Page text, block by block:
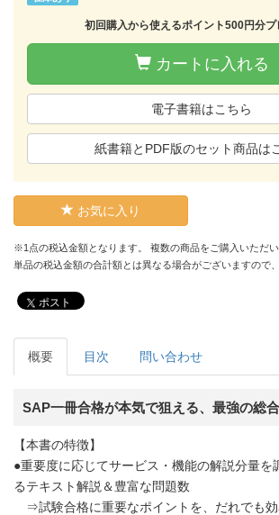
初回購入から使えるポイント500円分プ
カートに入れる
電子書籍はこちら
紙書籍とPDF版のセット商品は
お気に入り
※1点の税込金額となります。 複数の商品をご購入いただい
単品の税込金額の合計額とは異なる場合がございますので
ポスト
概要 目次 問い合わせ
SAP一冊合格が本気で狙える、最強の総合
【本書の特徴】
●重要度に応じてサービス・機能の解説分量を
るテキスト解説＆豊富な問題数
⇒試験合格に重要なポイントを、だれでも効